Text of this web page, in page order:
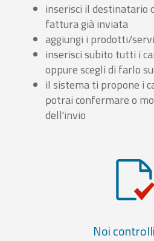
inserisci il destinatario
fattura già inviata
aggiungi i prodotti/
inserisci subito tutti i
oppure scegli di farlo
il sistema ti propone i
potrai confermare o
dell'invio
Noi